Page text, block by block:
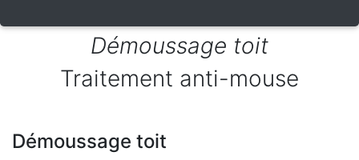
Démoussage toit
Traitement anti-mouse
Démoussage toit